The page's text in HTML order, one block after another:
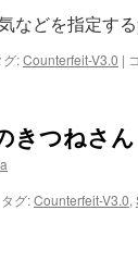
などを指定す
グ:Counterfeit-V3.0 |
きつねさん
タグ:Counterfeit-V3.0,